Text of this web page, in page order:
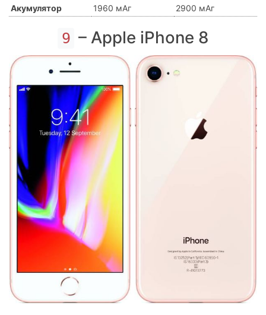
Акумулятор 1960 мАг 2900 мАг
9 – Apple iPhone 8